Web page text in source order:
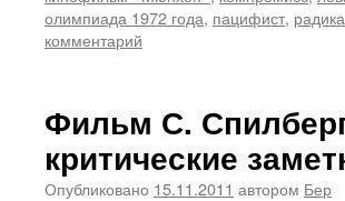
олимпиада 1972 года, пацифист,
комментарий
Фильм С.
критические
Опубликовано 15.11.2011 автором Бер